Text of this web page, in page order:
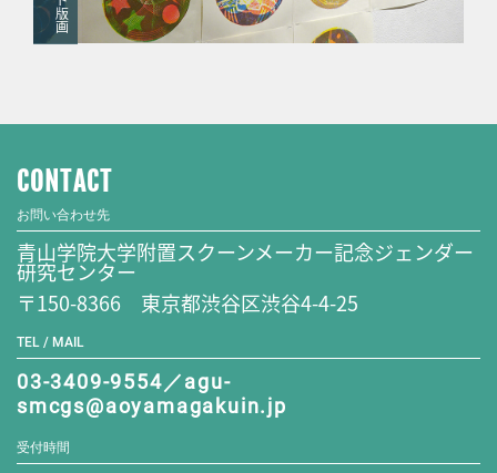
版
画
CONTACT
お問い合わせ先
青山学院大学附置スクーンメーカー記念ジェンダー
研究センター
〒150-8366 東京都渋谷区渋谷4-4-25
TEL / MAIL
03-3409-9554／agu-
smcgs@aoyamagakuin.jp
受付時間